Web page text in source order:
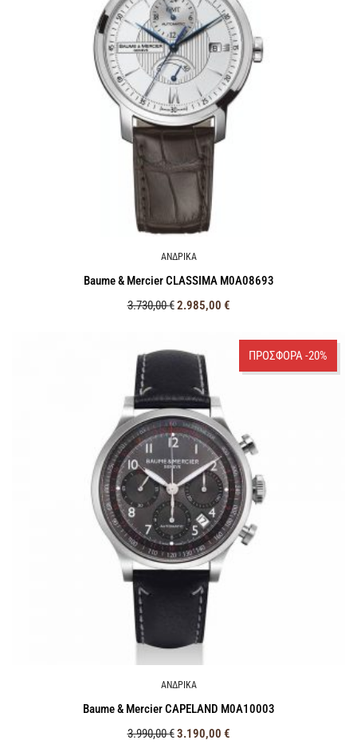
ΑΝΔΡΙΚΑ
Baume & Mercier CLASSIMA M0A08693
3.730,00€2.985,00 €
ΠΡΟΣΦΟΡΑ -20%
ΑΝΔΡΙΚΑ
Baume & Mercier CAPELAND M0A10003
3.990,00€3.190,00 €